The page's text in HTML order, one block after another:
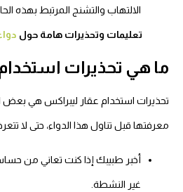
الالتهاب والتشنج المرتبط بهذه
تعليمات وتحذيرات هامة حول
ما هي تحذيرات
تحذيرات استخدام عقار ليبراكس هي بعض
معرفتها قبل تناول هذا الدواء، حتى لا
أخبر طبيبك إذا كنت تعاني من
غير النشطة.